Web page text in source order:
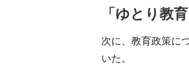
「ゆとり教
次に、教育政策に
いた。